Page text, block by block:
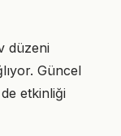
düzeni
Güncel
etkinliği